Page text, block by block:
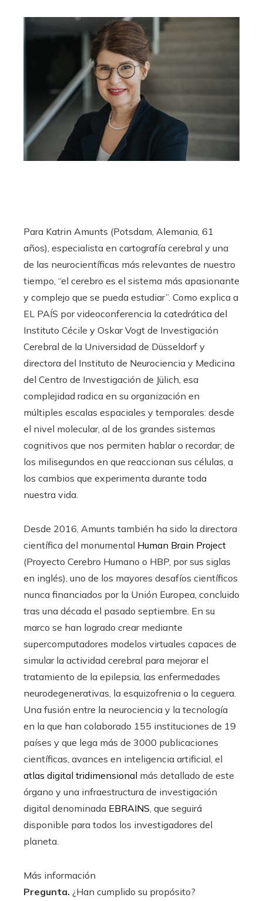
Para Katrin Amunts (Potsdam, Alemania, 61
años), especialista en cartografía cerebral y una
de las neurocientíficas más relevantes de nuestro
tiempo, “el cerebro es el sistema más apasionante
y complejo que se pueda estudiar”. Como explica a
EL PAÍS por videoconferencia la catedrática del
Instituto Cécile y Oskar Vogt de Investigación
Cerebral de la Universidad de Düsseldorf y
directora del Instituto de Neurociencia y Medicina
del Centro de Investigación de Jülich, esa
complejidad radica en su organización en
múltiples escalas espaciales y temporales: desde
el nivel molecular, al de los grandes sistemas
cognitivos que nos permiten hablar o recordar; de
los milisegundos en que reaccionan sus células, a
los cambios que experimenta durante toda
nuestra vida.
Desde 2016, Amunts también ha sido la directora
científica del monumental Human Brain Project
(Proyecto Cerebro Humano o HBP, por sus siglas
en inglés), uno de los mayores desafíos científicos
nunca financiados por la Unión Europea, concluido
tras una década el pasado septiembre. En su
marco se han logrado crear mediante
supercomputadores modelos virtuales capaces de
simular la actividad cerebral para mejorar el
tratamiento de la epilepsia, las enfermedades
neurodegenerativas, la esquizofrenia o la ceguera.
Una fusión entre la neurociencia y la tecnología
en la que han colaborado 155 instituciones de 19
países y que lega más de 3000 publicaciones
científicas, avances en inteligencia artificial, el
atlas digital tridimensional más detallado de este
órgano y una infraestructura de investigación
digital denominada EBRAINS, que seguirá
disponible para todos los investigadores del
planeta.
Más información
Pregunta. ¿Han cumplido su propósito?